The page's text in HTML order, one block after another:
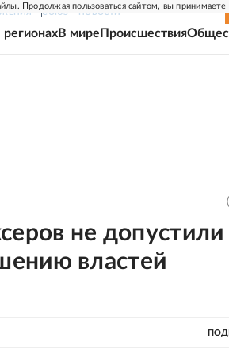
Продолжая пользоваться сайтом, вы принимаете
СОЮЗ НОВОСТИ
регионахВ мире Происшествия
не
властей